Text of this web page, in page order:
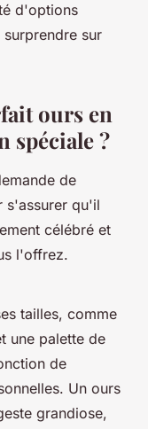
d'options
sur
ours en
spéciale ?
de
s'assurer qu'il
célébré et
l'offrez.
tailles, comme
une palette de
de
Un ours
grandiose,